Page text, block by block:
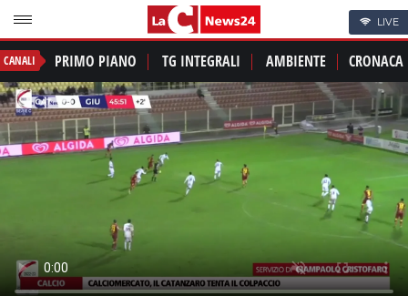
LIVE
CANALI PRIMO PIANO TG INTEGRALI AMBIENTE CRONACA